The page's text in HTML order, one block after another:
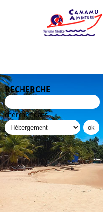
RECHERCHE
chercher dans